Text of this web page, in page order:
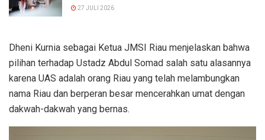
27 JULI 2026
Dheni Kurnia sebagai Ketua JMSI Riau menjelaskan bahwa
pilihan terhadap Ustadz Abdul Somad salah satu alasannya
karena UAS adalah orang Riau yang telah melambungkan
nama Riau dan berperan besar mencerahkan umat dengan
dakwah-dakwah yang bernas.